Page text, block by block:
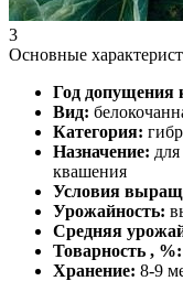
3
Основные
Год допущения
Вид:
Категория:
Назначение:
квашения
Условия
Урожайность:
Средняя
Товарность , %:
Хранение: 8-9